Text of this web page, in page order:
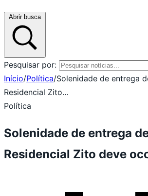
Abrir busca
Pesquisar por:
Início/Política/Solenidade de entrega
Residencial Zito…
Política
Solenidade de entrega
Residencial Zito deve